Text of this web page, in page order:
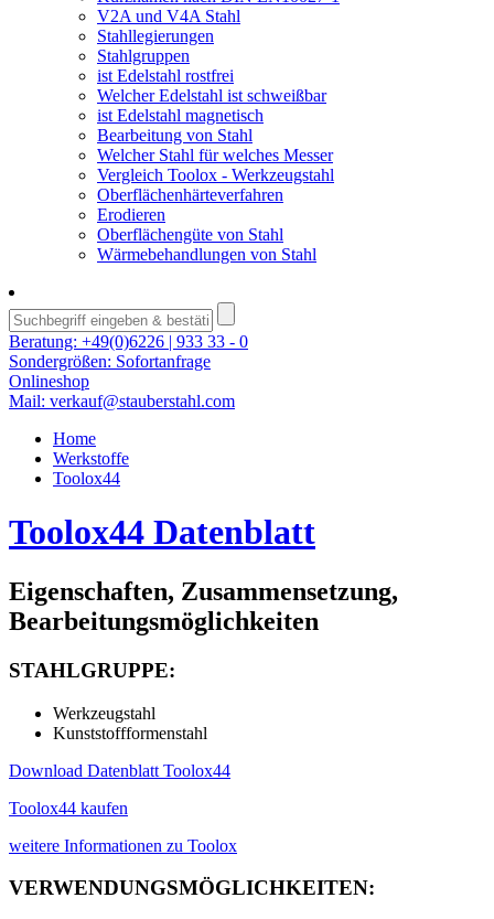
V2A und V4A Stahl
Stahllegierungen
Stahlgruppen
ist Edelstahl rostfrei
Welcher Edelstahl ist schweißbar
ist Edelstahl magnetisch
Bearbeitung von Stahl
Welcher Stahl für welches Messer
Vergleich Toolox - Werkzeugstahl
Oberflächenhärteverfahren
Erodieren
Oberflächengüte von Stahl
Wärmebehandlungen von Stahl
Beratung: +49(0)6226 | 933 33 - 0
Sondergrößen: Sofortanfrage
Onlineshop
Mail: verkauf@stauberstahl.com
Home
Werkstoffe
Toolox44
Toolox44 Datenblatt
Eigenschaften, Zusammensetzung,
Bearbeitungsmöglichkeiten
STAHLGRUPPE:
Werkzeugstahl
Kunststoffformenstahl
Download Datenblatt Toolox44
Toolox44 kaufen
weitere Informationen zu Toolox
VERWENDUNGSMÖGLICHKEITEN: